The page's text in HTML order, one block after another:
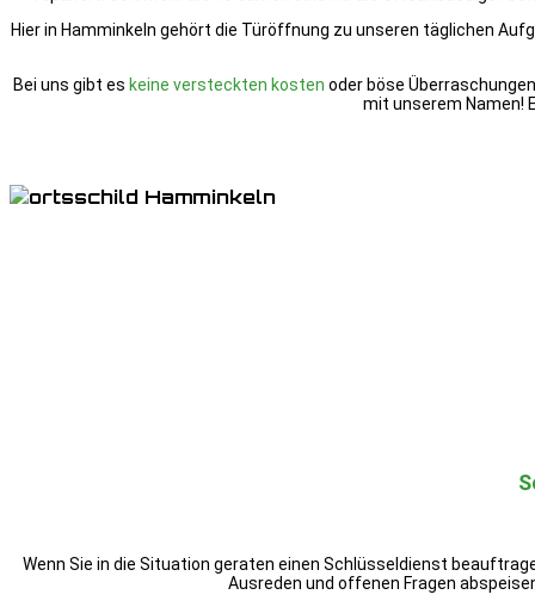
Hier in Hamminkeln gehört die Türöffnung zu unseren täglichen
Bei uns gibt es keine versteckten kosten oder böse
mit unserem Namen!
Wenn Sie in die Situation geraten einen Schlüsseldienst
Ausreden und offenen Fragen